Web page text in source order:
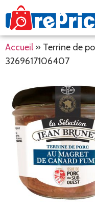
Accueil » Terrine de
3269617106407